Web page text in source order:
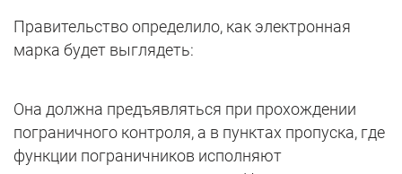
Правительство определило, как электронная
марка будет выглядеть:
Она должна предъявляться при прохождении
пограничного контроля, а в пунктах пропуска, где
функции пограничников исполняют